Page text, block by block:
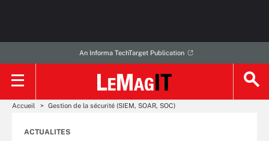
An Informa TechTarget Publication
Accueil Gestion de la sécurité (SIEM, SOAR, SOC)
ACTUALITES